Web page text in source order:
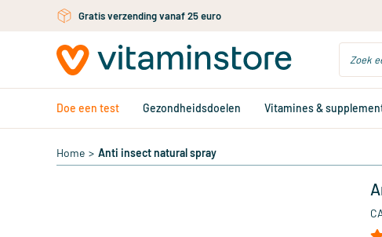
Ga naar de hoofdinhoudGratis verzending vanaf 25 euro
Doe een test Gezondheidsdoelen Vitamines &
Home > Anti insect natural spray